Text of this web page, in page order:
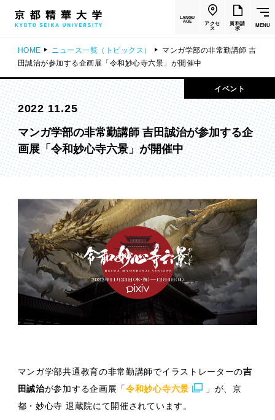
LANGU
AGE
アクセ
ス
資料請
求
MENU
HOME ニュース一覧（トピックス）
マンガ学部の非常勤講師 吉
田誠治が参加する企画展「令和妙心寺六景」が開催中
イベント
2022 11.25
マンガ学部の非常勤講師 吉田誠治が参加する企
画展「令和妙心寺六景」が開催中
マンガ学部共通教育の非常勤講師でイラストレーターの吉
田誠治が参加する企画展「令和妙心寺六景
」が、京
都・妙心寺 退蔵院にて開催されています。